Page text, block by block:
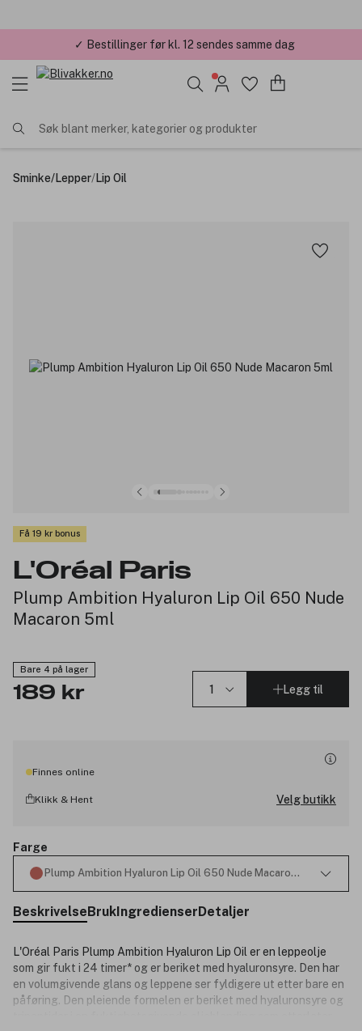
✓ Bestillinger før kl. 12 sendes samme dag
✓ Årets Nettbutikk 2026 og 2025
Søk blant merker, kategorier og produkter
Sminke/Lepper/Lip Oil
Få 19 kr bonus
L'Oréal Paris
Plump Ambition Hyaluron Lip Oil 650 Nude
Macaron 5ml
Bare 4 på lager
189 kr Legg til
Finnes online
Klikk & Hent Velg butikk
Farge
Plump Ambition Hyaluron Lip Oil 650 Nude Macaron 5ml
BeskrivelseBrukIngredienserDetaljer
L'Oréal Paris Plump Ambition Hyaluron Lip Oil er en leppeolje
som gir fukt i 24 timer* og er beriket med hyaluronsyre. Den har
en volumgivende glans og leppene ser fyldigere ut etter bare en
påføring. Den pleiende formelen er beriket med hyaluronsyre og